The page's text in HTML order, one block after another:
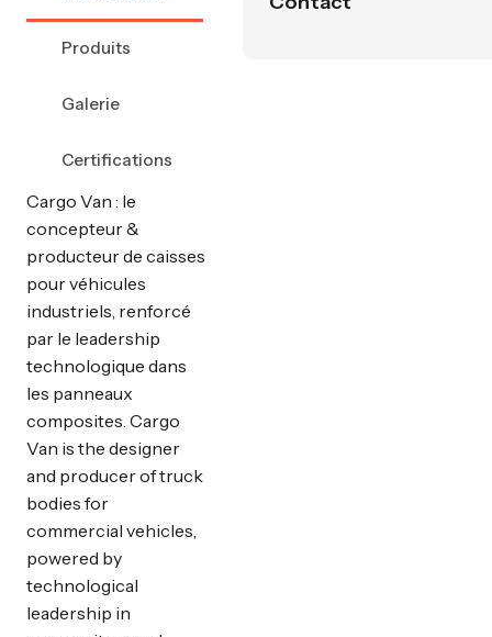
Produits
Galerie
Certifications
Cargo Van : le
concepteur &
producteur de caisses
pour véhicules
industriels, renforcé
par le leadership
technologique dans
les panneaux
composites. Cargo
Van is the designer
and producer of truck
bodies for
commercial vehicles,
powered by
technological
leadership in